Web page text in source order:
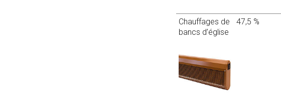
Chauffages de
bancs d’église
47,5 %